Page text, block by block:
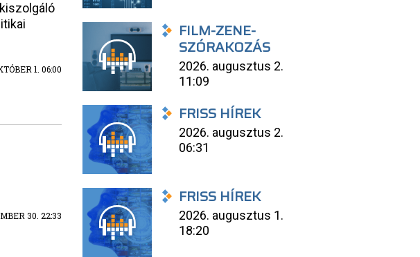
1. 06:00
30. 22:33
FILM-ZENE-
SZÓRAKOZÁS
2026. augusztus 2.
11:09
FRISS HÍREK
2026. augusztus 2.
06:31
FRISS HÍREK
2026. augusztus 1.
18:20